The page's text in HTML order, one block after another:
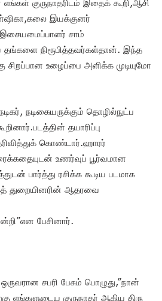
குருநாதரிடம் இதைக் கூறி,ஆசி
இயக்குனர்
இசையமைப்பாளர் சாம்
நிரூபித்தவர்கள்தான். இந்த
சிறப்பான உழைப்பை அளிக்க முடியுமோ
நடிகையருக்கும் தொழில்நுட்ப
தயாரிப்பு
கொண்டார்.ஹாரர்
உணர்வுப் பூர்வமான
பார்த்து ரசிக்க கூடிய படமாக
துறையினரின் ஆதரவை
பேசினார்.
சபரி பேசும் பொழுது,”நான்
எங்களுடைய குருநாதர் ஆகிய திரு